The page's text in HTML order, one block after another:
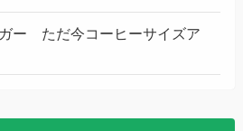
ー ただ今コーヒーサイズア